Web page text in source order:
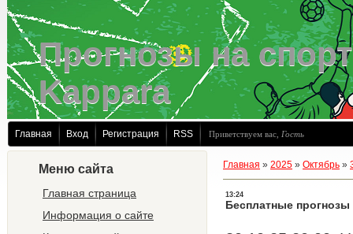
Прогнозы на
Kappara
Главная Вход Регистрация RSS Приветствуем вас Гость
Меню сайта
Главная страница
Информация о сайте
Главная » 2025 » Октябрь »
13:24
Бесплатные прогнозы